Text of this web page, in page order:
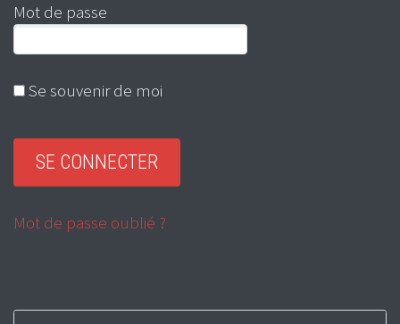
Mot de passe
Se souvenir de moi
Mot de passe oublié ?